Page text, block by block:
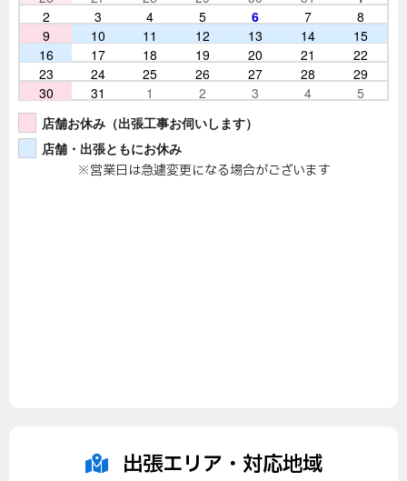
2
3 4 5 6 7
8
9
10 11 12 13 14
15
16
17 18 19 20 21
22
23
24 25 26 27 28
29
30
31 1 2 3 4
5
店舗お休み（出張工事お伺いします）
店舗・出張ともにお休み
※営業日は急遽変更になる場合がございます
出張エリア・対応地域